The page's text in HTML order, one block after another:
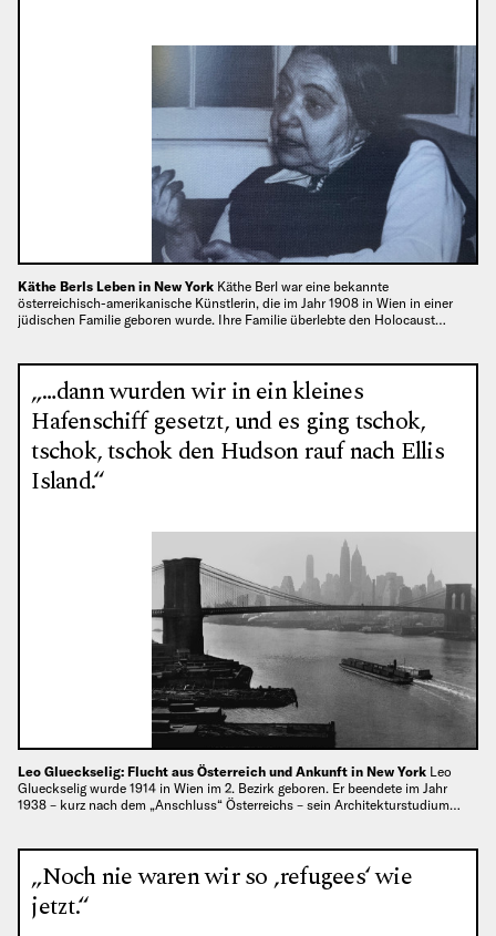
Käthe Berls Leben in New York Käthe Berl war eine bekannte
österreichisch-amerikanische Künstlerin, die im Jahr 1908 in Wien in einer
jüdischen Familie geboren wurde. Ihre Familie überlebte den Holocaust…
„…dann wurden wir in ein kleines
Hafenschiff gesetzt, und es ging tschok,
tschok, tschok den Hudson rauf nach Ellis
Island.“
Leo Glueckselig: Flucht aus Österreich und Ankunft in New York Leo
Glueckselig wurde 1914 in Wien im 2. Bezirk geboren. Er beendete im Jahr
1938 – kurz nach dem „Anschluss“ Österreichs – sein Architekturstudium…
„Noch nie waren wir so ‚refugees‘ wie
jetzt.“